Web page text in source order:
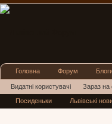
Головна Форум
Видатні користувачі Зараз на
Нові повідомлення профілю
Посиденьки Львівські